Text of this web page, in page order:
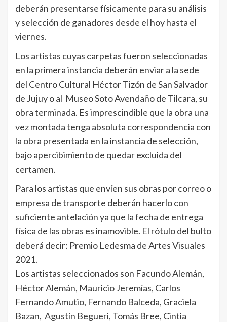
deberán presentarse físicamente para su análisis
y selección de ganadores desde el hoy hasta el
viernes.
Los artistas cuyas carpetas fueron seleccionadas
en la primera instancia deberán enviar a la sede
del Centro Cultural Héctor Tizón de San Salvador
de Jujuy o al Museo Soto Avendaño de Tilcara, su
obra terminada. Es imprescindible que la obra una
vez montada tenga absoluta correspondencia con
la obra presentada en la instancia de selección,
bajo apercibimiento de quedar excluida del
certamen.
Para los artistas que envíen sus obras por correo o
empresa de transporte deberán hacerlo con
suficiente antelación ya que la fecha de entrega
física de las obras es inamovible. El rótulo del bulto
deberá decir: Premio Ledesma de Artes Visuales
2021.
Los artistas seleccionados son Facundo Alemán,
Héctor Alemán, Mauricio Jeremías, Carlos
Fernando Amutio, Fernando Balceda, Graciela
Bazan, Agustín Begueri, Tomás Bree, Cintia